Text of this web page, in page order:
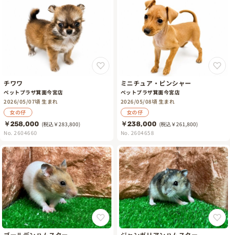
チワワ
ペットプラザ箕面今宮店
2026/05/07頃 生まれ
女の仔
￥258,000 (税込￥283,800)
No. 2604660
ミニチュア・ピンシャー
ペットプラザ箕面今宮店
2026/05/08頃 生まれ
女の仔
￥238,000 (税込￥261,800)
No. 2604658